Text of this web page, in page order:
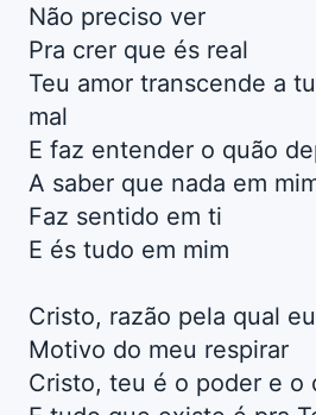
Não preciso ver
Pra crer que és real
Teu amor transcende a
mal
E faz entender o quão
A saber que nada em
Faz sentido em ti
E és tudo em mim
Cristo, razão pela qual
Motivo do meu respirar
Cristo, teu é o poder e o